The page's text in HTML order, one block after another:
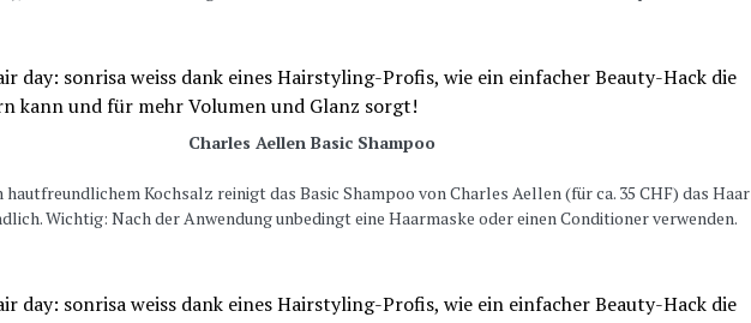
Charles Aellen Basic Shampoo
hautfreundlichem Kochsalz reinigt das Basic Shampoo von Charles Aellen (für ca. 35 CHF) das Haar
Wichtig: Nach der Anwendung unbedingt eine Haarmaske oder einen Conditioner verwenden.